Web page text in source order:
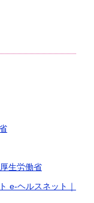
生労働省
e-ヘルスネット｜